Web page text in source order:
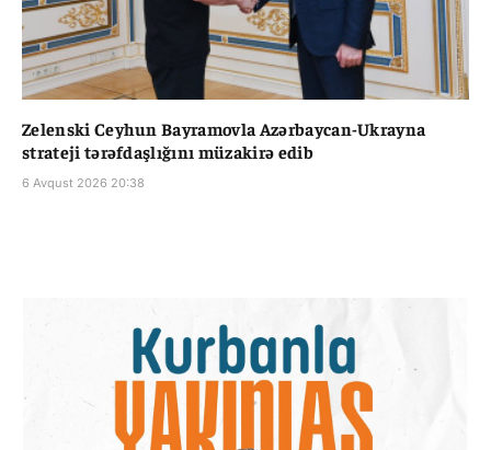
Zelenski Ceyhun Bayramovla Azərbaycan-Ukrayna
strateji tərəfdaşlığını müzakirə edib
6 Avqust 2026 20:38